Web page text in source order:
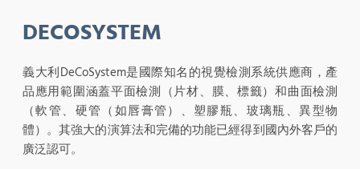
DECOSYSTEM
義大利DeCoSystem是國際知名的視覺檢測系統供應商，產
品應用範圍涵蓋平面檢測（片材、膜、標籤）和曲面檢測
（軟管、硬管（如唇膏管）、塑膠瓶、玻璃瓶、異型物
體）。其強大的演算法和完備的功能已經得到國內外客戶的
廣泛認可。